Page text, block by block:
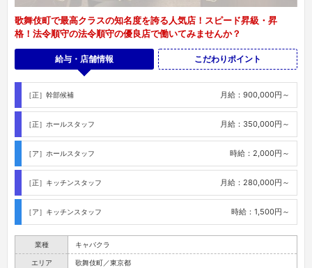
歌舞伎町で最高クラスの知名度を誇る人気店！スピード昇級・昇
格！法令順守の法令順守の優良店で働いてみませんか？
給与・店舗情報 こだわりポイント
［正］幹部候補 月給：900,000円～
［正］ホールスタッフ 月給：350,000円～
［ア］ホールスタッフ 時給：2,000円～
［正］キッチンスタッフ 月給：280,000円～
［ア］キッチンスタッフ 時給：1,500円～
業種 キャバクラ
エリア 歌舞伎町／東京都